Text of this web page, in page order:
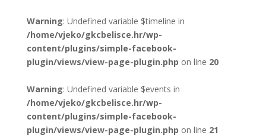
Warning: Undefined variable $timeline in
/home/vjeko/gkcbelisce.hr/wp-
content/plugins/simple-facebook-
plugin/views/view-page-plugin.php on line 20
Warning: Undefined variable $events in
/home/vjeko/gkcbelisce.hr/wp-
content/plugins/simple-facebook-
plugin/views/view-page-plugin.php on line 21